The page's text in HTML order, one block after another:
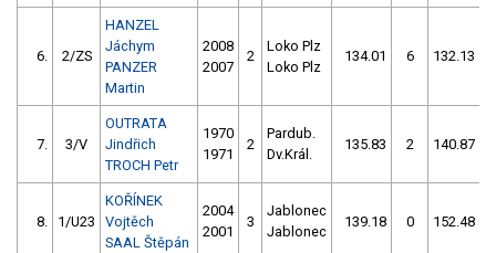
6. 2/ZS
HANZEL
Jáchym
PANZER
Martin
2008
2007
2
Loko Plz
Loko Plz
134.01 6 132.13
7. 3/V
OUTRATA
Jindřich
TROCH Petr
1970
1971
2
Pardub.
Dv.Král.
135.83 2 140.87
8. 1/U23
KOŘÍNEK
Vojtěch
SAAL Štěpán
2004
2001
3
Jablonec
Jablonec
139.18 0 152.48